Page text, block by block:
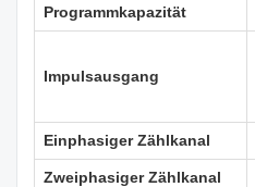
Programmkapazität
Impulsausgang
Einphasiger Zählkanal
Zweiphasiger Zählkanal